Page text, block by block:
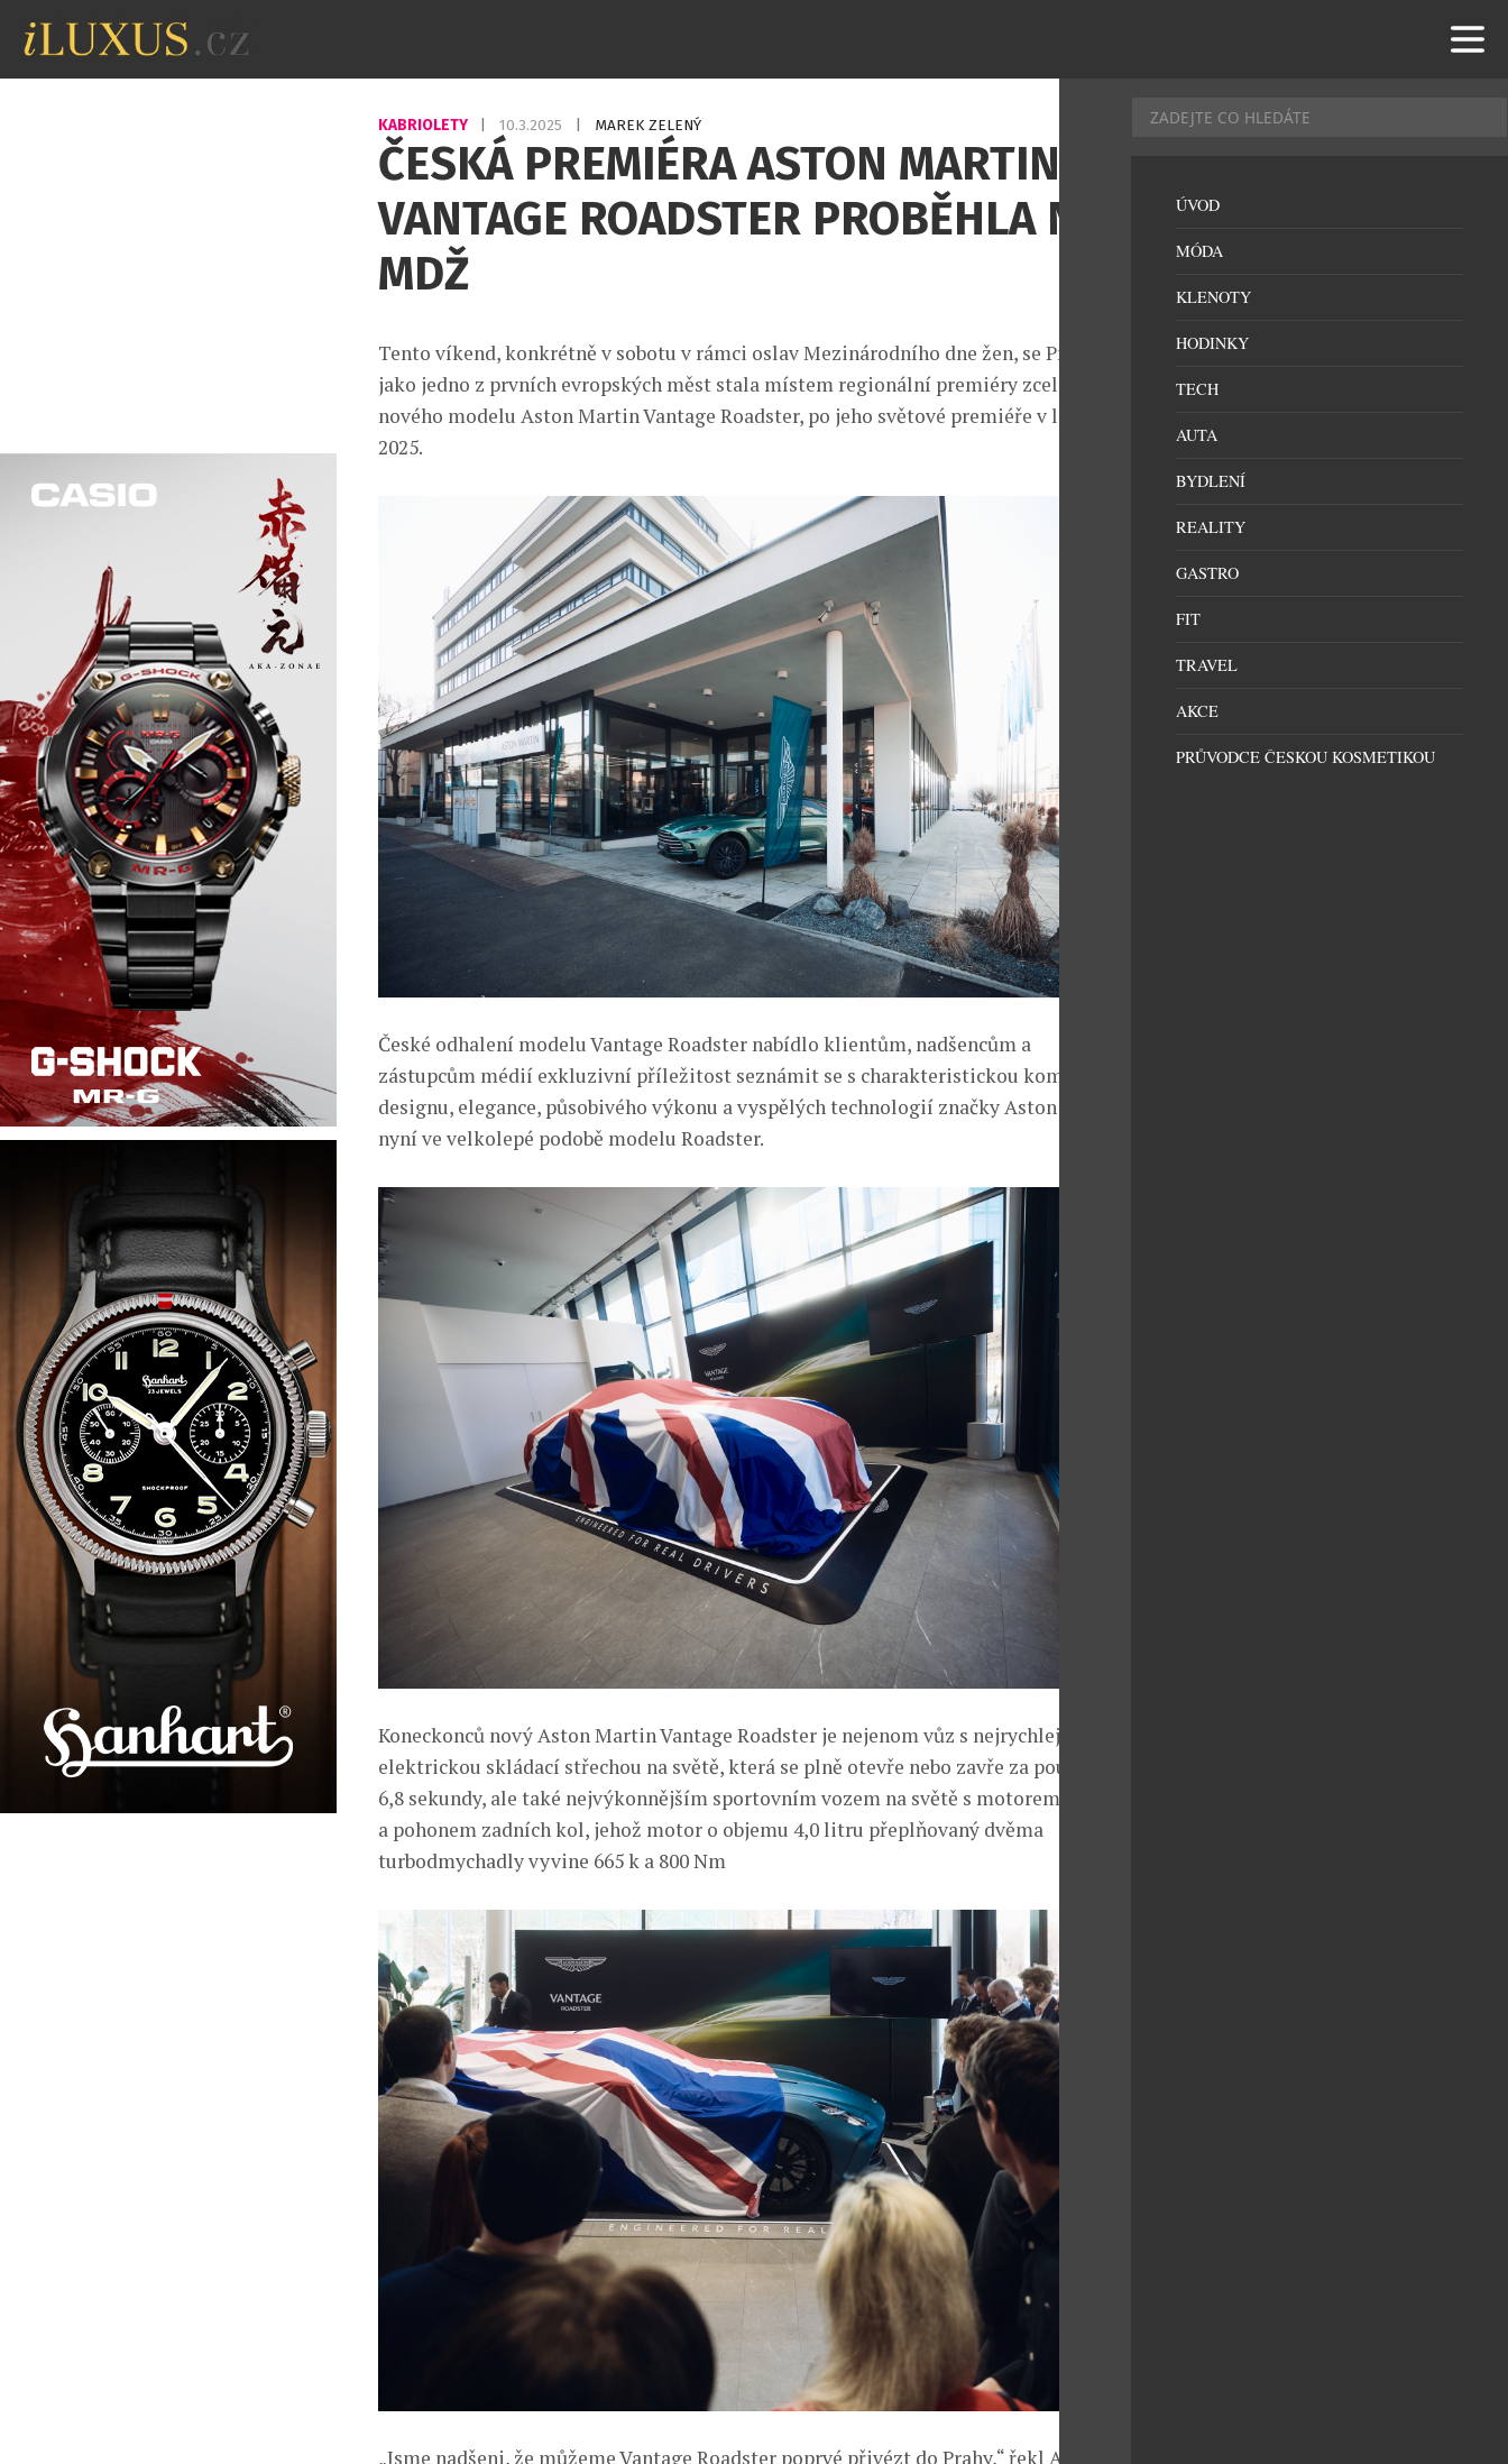
KABRIOLETY 10.3.2025 MAREK ZELENÝ
ČESKÁ PREMIÉRA ASTON MARTIN
VANTAGE ROADSTER PROBĚHLA NA
MDŽ
Tento víkend, konkrétně v sobotu v rámci oslav Mezinárodního dne žen, se Praha
jako jedno z prvních evropských měst stala místem regionální premiéry zcela
nového modelu Aston Martin Vantage Roadster, po jeho světové premiéře v lednu
2025.
České odhalení modelu Vantage Roadster nabídlo klientům, nadšencům a
zástupcům médií exkluzivní příležitost seznámit se s charakteristickou kombinací
designu, elegance, působivého výkonu a vyspělých technologií značky Aston Martin,
nyní ve velkolepé podobě modelu Roadster.
Koneckonců nový Aston Martin Vantage Roadster je nejenom vůz s nejrychlejší
elektrickou skládací střechou na světě, která se plně otevře nebo zavře za pouhých
6,8 sekundy, ale také nejvýkonnějším sportovním vozem na světě s motorem vpředu
a pohonem zadních kol, jehož motor o objemu 4,0 litru přeplňovaný dvěma
turbodmychadly vyvine 665 k a 800 Nm
„Jsme nadšeni, že můžeme Vantage Roadster poprvé přivézt do Prahy,“ řekl Andreas
ÚVOD
MÓDA
KLENOTY
HODINKY
TECH
AUTA
BYDLENÍ
REALITY
GASTRO
FIT
TRAVEL
AKCE
PRŮVODCE ČESKOU KOSMETIKOU